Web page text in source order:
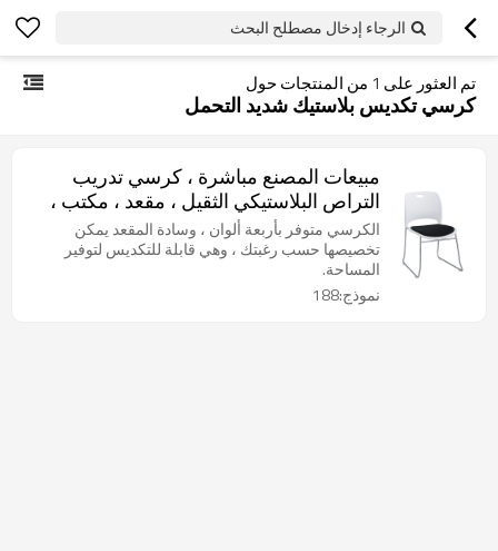
الرجاء إدخال مصطلح البحث
تم العثور على 1 من المنتجات حول
كرسي تكديس بلاستيك شديد التحمل
مبيعات المصنع مباشرة ، كرسي تدريب
التراص البلاستيكي الثقيل ، مقعد ، مكتب ،
انتظار ، غرفة اجتماعات ، كرسي بإطار
معدني
الكرسي متوفر بأربعة ألوان ، وسادة المقعد يمكن
تخصيصها حسب رغبتك ، وهي قابلة للتكديس لتوفير
المساحة.
نموذج:188